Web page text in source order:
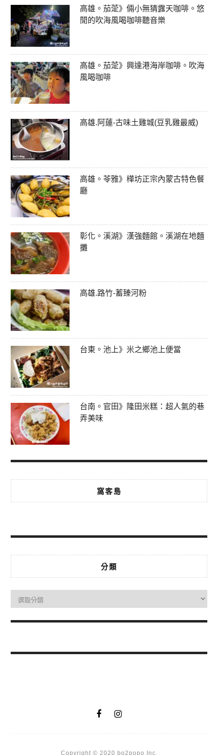
高雄。茄萣》倆小無猜露天咖啡。悠
閒的吹海風喝咖啡聽音樂
高雄。茄萣》興達港海岸咖啡。吹海
風喝咖啡
高雄.阿蓮-古味土雞城(豆乳雞最威)
高雄。苓雅》樺坊正宗內蒙古特色餐
廳
彰化。溪湖》漢強麵館。溪湖在地麵
攤
高雄.路竹-蓄臻河粉
台東。池上》米之鄉池上便當
台南。官田》隆田米糕：超人氣的巷
弄美味
窩客島
分類
Copyright © 2020 bo2popo Inc.